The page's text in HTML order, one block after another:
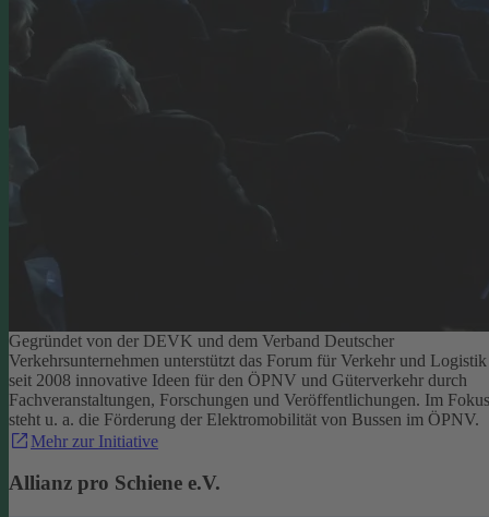
Gegründet von der DEVK und dem Verband Deutscher
Verkehrsunternehmen unterstützt das Forum für Verkehr und Logistik
seit 2008 innovative Ideen für den ÖPNV und Güterverkehr durch
Fachveranstaltungen, Forschungen und Veröffentlichungen. Im Fokus
steht u. a. die Förderung der Elektromobilität von Bussen im ÖPNV.
Mehr zur Initiative
Allianz pro Schiene e.V.